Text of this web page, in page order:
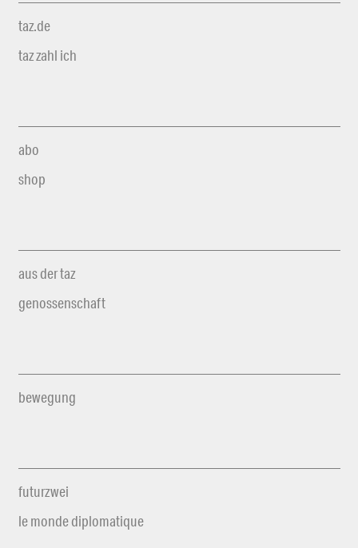
taz.de
taz zahl ich
abo
shop
aus der taz
genossenschaft
bewegung
futurzwei
le monde diplomatique